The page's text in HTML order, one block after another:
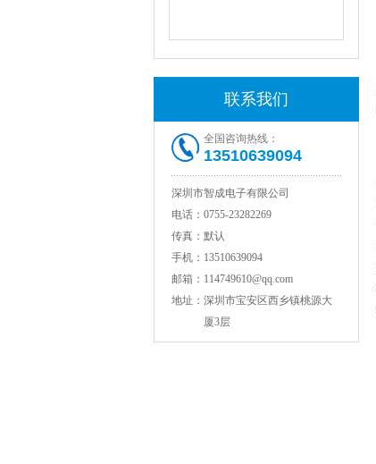
联系我们
全国咨询热线：
13510639094
深圳市智成电子有限公司
电话： 0755-23282269
传真： 默认
手机： 13510639094
邮箱： 114749610@qq.com
地址： 深圳市宝安区西乡镇桃源大
厦3层